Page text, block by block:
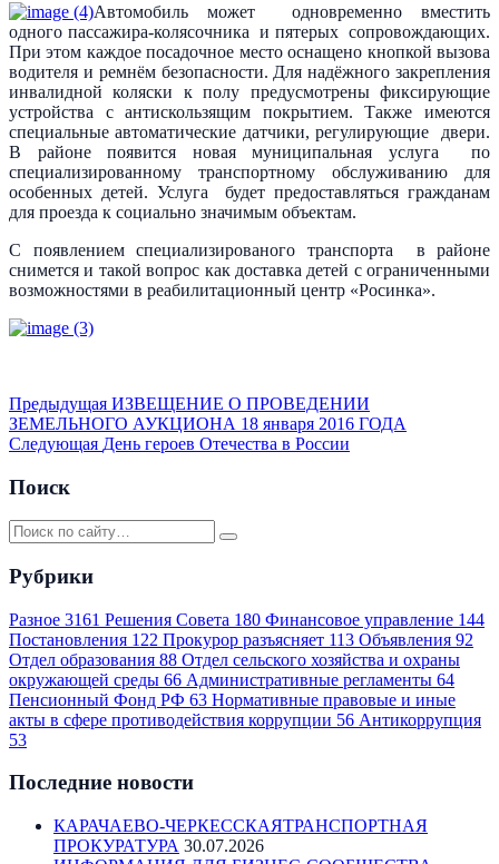
Автомобиль может одновременно вместить
одного пассажира-колясочника и пятерых сопровождающих.
При этом каждое посадочное место оснащено кнопкой вызова
водителя и ремнём безопасности. Для надёжного закрепления
инвалидной коляски к полу предусмотрены фиксирующие
устройства с антискользящим покрытием. Также имеются
специальные автоматические датчики, регулирующие двери.
В районе появится новая муниципальная услуга по
специализированному транспортному обслуживанию для
особенных детей. Услуга будет предоставляться гражданам
для проезда к социально значимым объектам.
С появлением специализированого транспорта в районе
снимется и такой вопрос как доставка детей с ограниченными
возможностями в реабилитационный центр «Росинка».
Предыдущая ИЗВЕЩЕНИЕ О ПРОВЕДЕНИИ
ЗЕМЕЛЬНОГО АУКЦИОНА 18 января 2016 ГОДА
Следующая День героев Отечества в России
Поиск
Рубрики
Разное 3161 Решения Совета 180 Финансовое управление 144
Постановления 122 Прокурор разъясняет 113 Объявления 92
Отдел образования 88 Отдел сельского хозяйства и охраны
окружающей среды 66 Административные регламенты 64
Пенсионный Фонд РФ 63 Нормативные правовые и иные
акты в сфере противодействия коррупции 56 Антикоррупция
53
Последние новости
КАРАЧАЕВО-ЧЕРКЕССКАЯТРАНСПОРТНАЯ
ПРОКУРАТУРА 30.07.2026